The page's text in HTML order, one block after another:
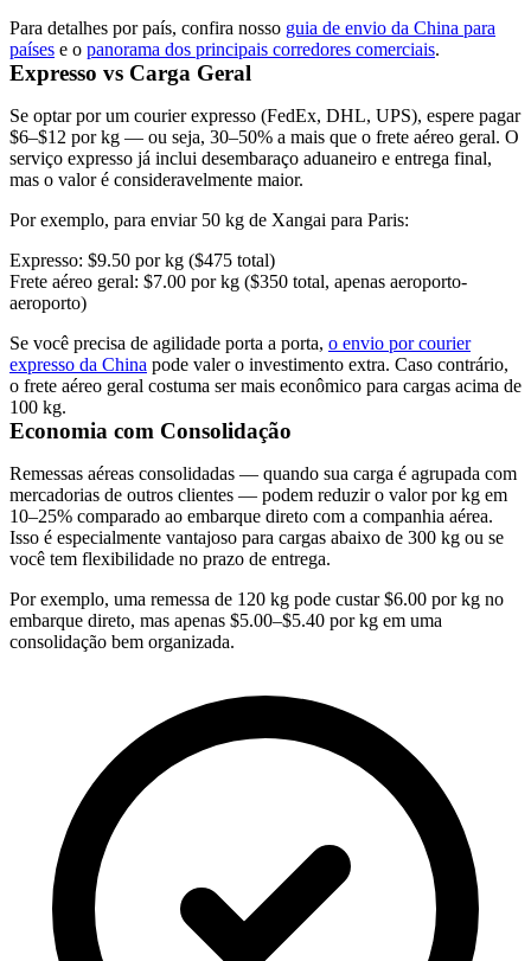
Para detalhes por país, confira nosso guia de envio da China para
países e o panorama dos principais corredores comerciais.
Expresso vs Carga Geral
Se optar por um courier expresso (FedEx, DHL, UPS), espere pagar
$6–$12 por kg — ou seja, 30–50% a mais que o frete aéreo geral. O
serviço expresso já inclui desembaraço aduaneiro e entrega final,
mas o valor é consideravelmente maior.
Por exemplo, para enviar 50 kg de Xangai para Paris:
Expresso: $9.50 por kg ($475 total)
Frete aéreo geral: $7.00 por kg ($350 total, apenas aeroporto-
aeroporto)
Se você precisa de agilidade porta a porta, o envio por courier
expresso da China pode valer o investimento extra. Caso contrário,
o frete aéreo geral costuma ser mais econômico para cargas acima de
100 kg.
Economia com Consolidação
Remessas aéreas consolidadas — quando sua carga é agrupada com
mercadorias de outros clientes — podem reduzir o valor por kg em
10–25% comparado ao embarque direto com a companhia aérea.
Isso é especialmente vantajoso para cargas abaixo de 300 kg ou se
você tem flexibilidade no prazo de entrega.
Por exemplo, uma remessa de 120 kg pode custar $6.00 por kg no
embarque direto, mas apenas $5.00–$5.40 por kg em uma
consolidação bem organizada.